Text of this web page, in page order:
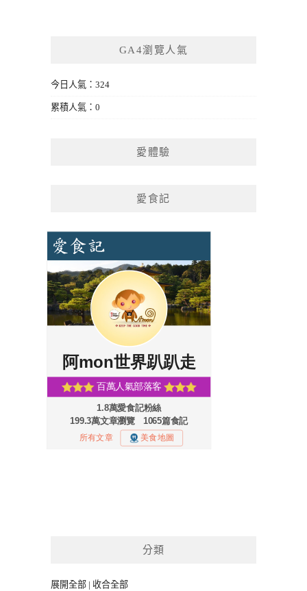
GA4瀏覽人氣
今日人氣：324
累積人氣：0
愛體驗
愛食記
分類
展開全部 | 收合全部